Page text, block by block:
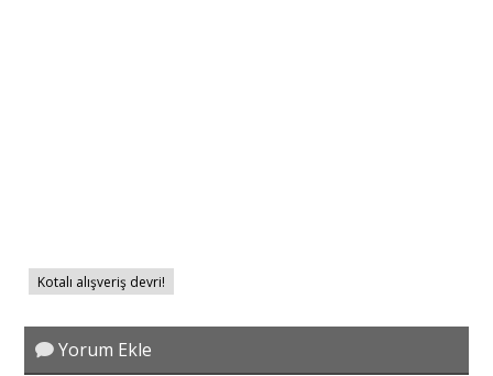
Kotalı alışveriş devri!
Yorum Ekle